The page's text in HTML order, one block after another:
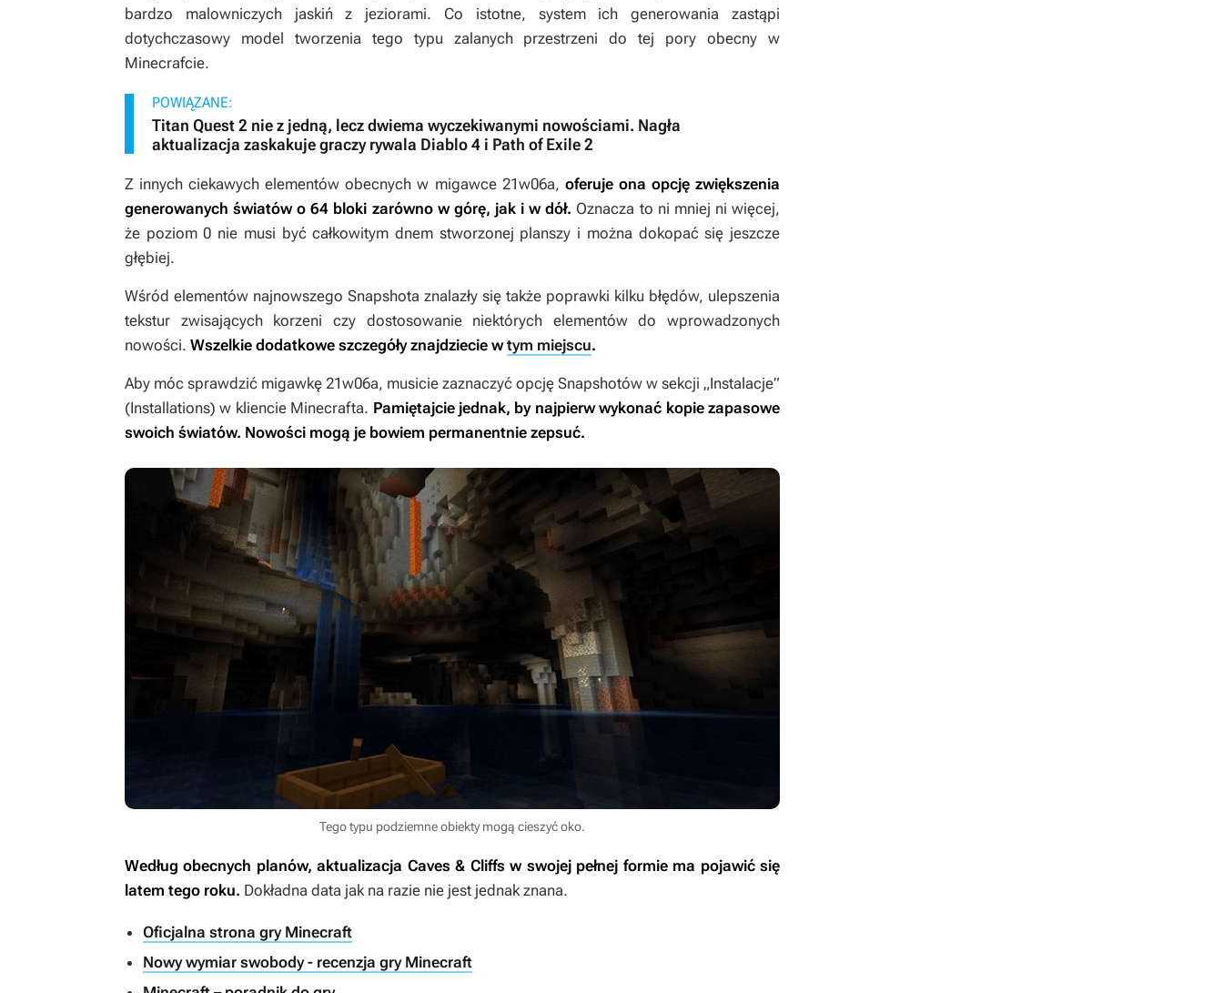
bardzo malowniczych jaskiń z jeziorami. Co istotne, system ich generowania zastąpi
dotychczasowy model tworzenia tego typu zalanych przestrzeni do tej pory obecny w
Minecrafcie.
POWIĄZANE:
Titan Quest 2 nie z jedną, lecz dwiema wyczekiwanymi nowościami. Nagła
aktualizacja zaskakuje graczy rywala Diablo 4 i Path of Exile 2
Z innych ciekawych elementów obecnych w migawce 21w06a, oferuje ona opcję zwiększenia
generowanych światów o 64 bloki zarówno w górę, jak i w dół. Oznacza to ni mniej ni więcej,
że poziom 0 nie musi być całkowitym dnem stworzonej planszy i można dokopać się jeszcze
głębiej.
Wśród elementów najnowszego Snapshota znalazły się także poprawki kilku błędów, ulepszenia
tekstur zwisających korzeni czy dostosowanie niektórych elementów do wprowadzonych
nowości. Wszelkie dodatkowe szczegóły znajdziecie w tym miejscu.
Aby móc sprawdzić migawkę 21w06a, musicie zaznaczyć opcję Snapshotów w sekcji „Instalacje”
(Installations) w kliencie Minecrafta. Pamiętajcie jednak, by najpierw wykonać kopie zapasowe
swoich światów. Nowości mogą je bowiem permanentnie zepsuć.
Tego typu podziemne obiekty mogą cieszyć oko.
Według obecnych planów, aktualizacja Caves & Cliffs w swojej pełnej formie ma pojawić się
latem tego roku. Dokładna data jak na razie nie jest jednak znana.
Oficjalna strona gry Minecraft
Nowy wymiar swobody - recenzja gry Minecraft